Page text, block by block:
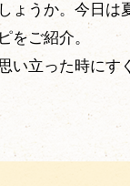
ょうか。今日は
をご紹介。
い立った時に